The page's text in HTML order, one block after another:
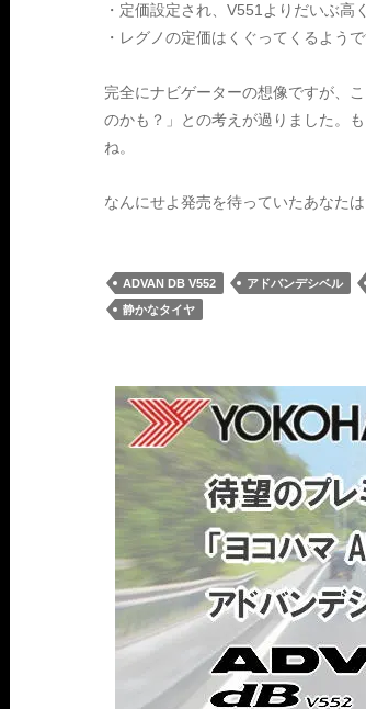
・定価設定され、V551よりだいぶ高
・レグノの定価はくぐってくるようで
完全にナビゲーターの想像ですが、
のかも？」との考えが過りました。
ね。
なんにせよ発売を待っていたあなた
ADVAN DB V552 アドバンデシベル
静かなタイヤ